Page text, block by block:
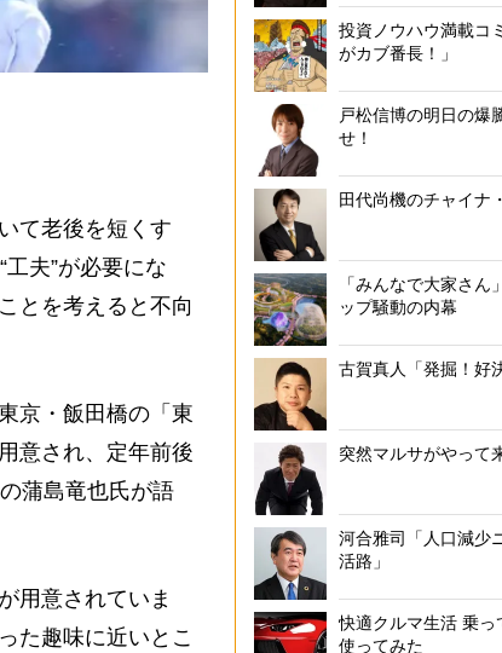
て老後を短くす
夫”が必要にな
とを考えると不向
京・飯田橋の「東
意され、定年前後
蒲島竜也氏が語
用意されていま
た趣味に近いとこ
投資ノウハウ満載コ
がカブ番長！」
戸松信博の明日の爆
せ！
田代尚機のチャイナ
「みんなで大家さん
ップ騒動の内幕
古賀真人「発掘！好
突然マルサがやって
河合雅司「人口減少
活路」
快適クルマ生活 乗っ
使ってみた